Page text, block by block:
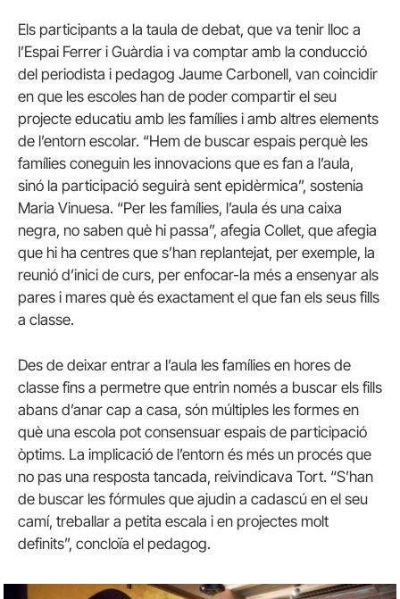
Els participants a la taula de debat, que va tenir lloc a
l’Espai Ferrer i Guàrdia i va comptar amb la conducció
del periodista i pedagog Jaume Carbonell, van coincidir
en que les escoles han de poder compartir el seu
projecte educatiu amb les famílies i amb altres elements
de l’entorn escolar. “Hem de buscar espais perquè les
famílies coneguin les innovacions que es fan a l’aula,
sinó la participació seguirà sent epidèrmica”, sostenia
Maria Vinuesa. “Per les famílies, l’aula és una caixa
negra, no saben què hi passa”, afegia Collet, que afegia
que hi ha centres que s’han replantejat, per exemple, la
reunió d’inici de curs, per enfocar-la més a ensenyar als
pares i mares què és exactament el que fan els seus fills
a classe.
Des de deixar entrar a l’aula les famílies en hores de
classe fins a permetre que entrin només a buscar els fills
abans d’anar cap a casa, són múltiples les formes en
què una escola pot consensuar espais de participació
òptims. La implicació de l’entorn és més un procés que
no pas una resposta tancada, reivindicava Tort. “S’han
de buscar les fórmules que ajudin a cadascú en el seu
camí, treballar a petita escala i en projectes molt
definits”, concloïa el pedagog.